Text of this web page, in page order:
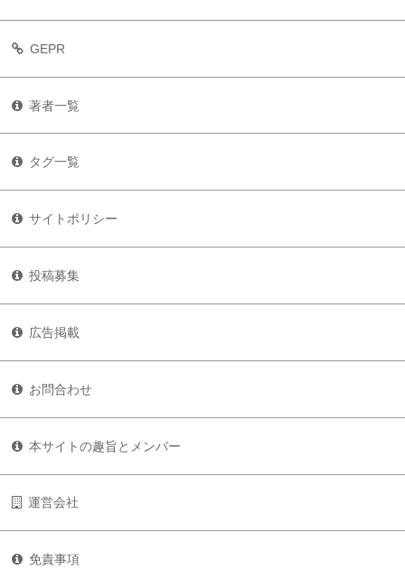
GEPR
著者一覧
タグ一覧
サイトポリシー
投稿募集
広告掲載
お問合わせ
本サイトの趣旨とメンバー
運営会社
免責事項